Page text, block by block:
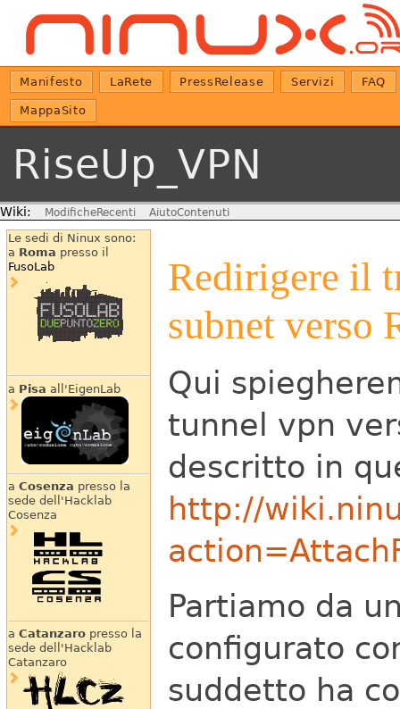
Manifesto LaRete PressRelease Servizi FAQ
MappaSito
RiseUp_VPN
Wiki: ModificheRecenti AiutoContenuti
Le sedi di Ninux sono:
a Roma presso il
FusoLab
a Pisa all'EigenLab
a Cosenza presso la
sede dell'Hacklab
Cosenza
a Catanzaropresso la
sede dell'Hacklab
Catanzaro
Redirigere il
subnet verso
Qui
tunnel vpn
descritto in
http://
Partiamo da
configurato
suddetto ha